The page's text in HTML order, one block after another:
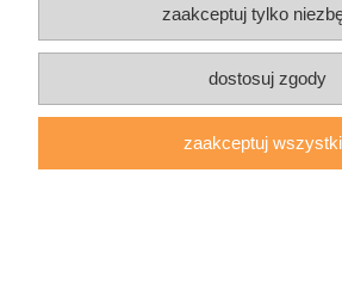
Informacje
O nas
ul. Grodzka Nr 23, 67-
dolnośląskie | tel.: 513093168 | email:
zaakceptuj tylko
dostosuj zgody
zaakceptuj